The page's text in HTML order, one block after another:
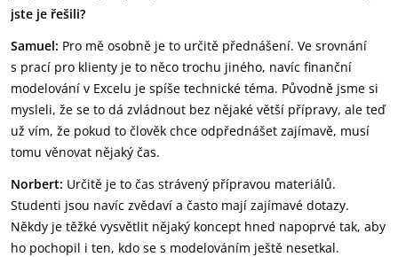
jste je řešili?
Samuel: Pro mě osobně je to určitě přednášení. Ve srovnání
s prací pro klienty je to něco trochu jiného, navíc finanční
modelování v Excelu je spíše technické téma. Původně jsme si
mysleli, že se to dá zvládnout bez nějaké větší přípravy, ale teď
už vím, že pokud to člověk chce odpřednášet zajímavě, musí
tomu věnovat nějaký čas.
Norbert: Určitě je to čas strávený přípravou materiálů.
Studenti jsou navíc zvědaví a často mají zajímavé dotazy.
Někdy je těžké vysvětlit nějaký koncept hned napoprvé tak, aby
ho pochopil i ten, kdo se s modelováním ještě nesetkal.